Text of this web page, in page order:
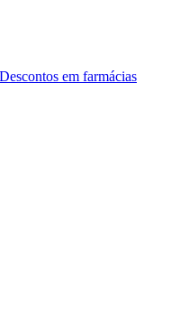
Descontos em farmácias